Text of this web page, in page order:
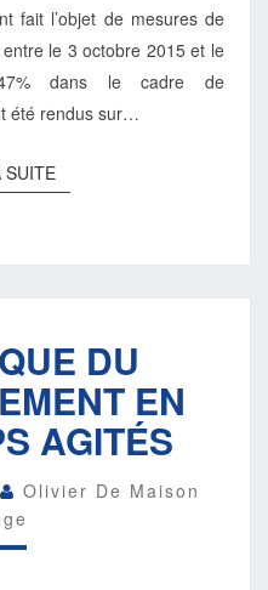
fait l’objet de mesures de
le 3 octobre 2015 et le
dans le cadre de
été rendus sur…
SUITELIRE
LA
EN
DU
EN
AGITÉS
Olivier De Maison